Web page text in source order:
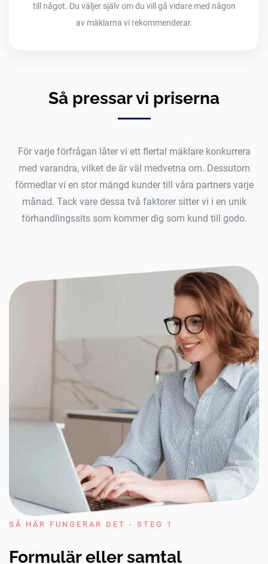
till något. Du väljer själv om du vill gå vidare med någon
av mäklarna vi rekommenderar.
Så pressar vi priserna
För varje förfrågan låter vi ett flertal mäklare konkurrera
med varandra, vilket de är väl medvetna om. Dessutom
förmedlar vi en stor mängd kunder till våra partners varje
månad. Tack vare dessa två faktorer sitter vi i en unik
förhandlingssits som kommer dig som kund till godo.
SÅ HÄR FUNGERAR DET - STEG 1
Formulär eller samtal